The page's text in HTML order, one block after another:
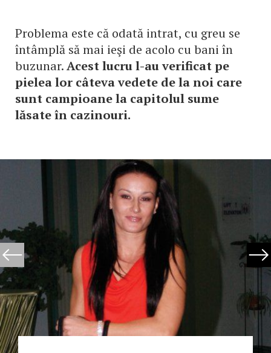
Problema este că odată intrat, cu greu se
întâmplă să mai ieşi de acolo cu bani în
buzunar.Acest lucru l-au verificat pe
pielea lor câteva vedete de la noi care
sunt campioane la capitolul sume
lăsate în cazinouri.